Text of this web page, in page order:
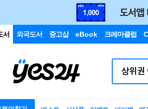
서 외국도서 중고샵 eBook 크레마클럽